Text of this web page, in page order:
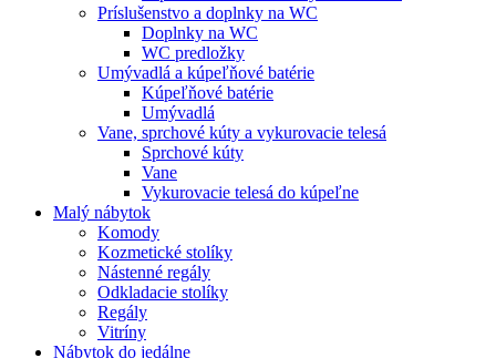
Príslušenstvo a doplnky na WC
Doplnky na WC
WC predložky
Umývadlá a kúpeľňové batérie
Kúpeľňové batérie
Umývadlá
Vane, sprchové kúty a vykurovacie telesá
Sprchové kúty
Vane
Vykurovacie telesá do kúpeľne
Malý nábytok
Komody
Kozmetické stolíky
Nástenné regály
Odkladacie stolíky
Regály
Vitríny
Nábytok do jedálne